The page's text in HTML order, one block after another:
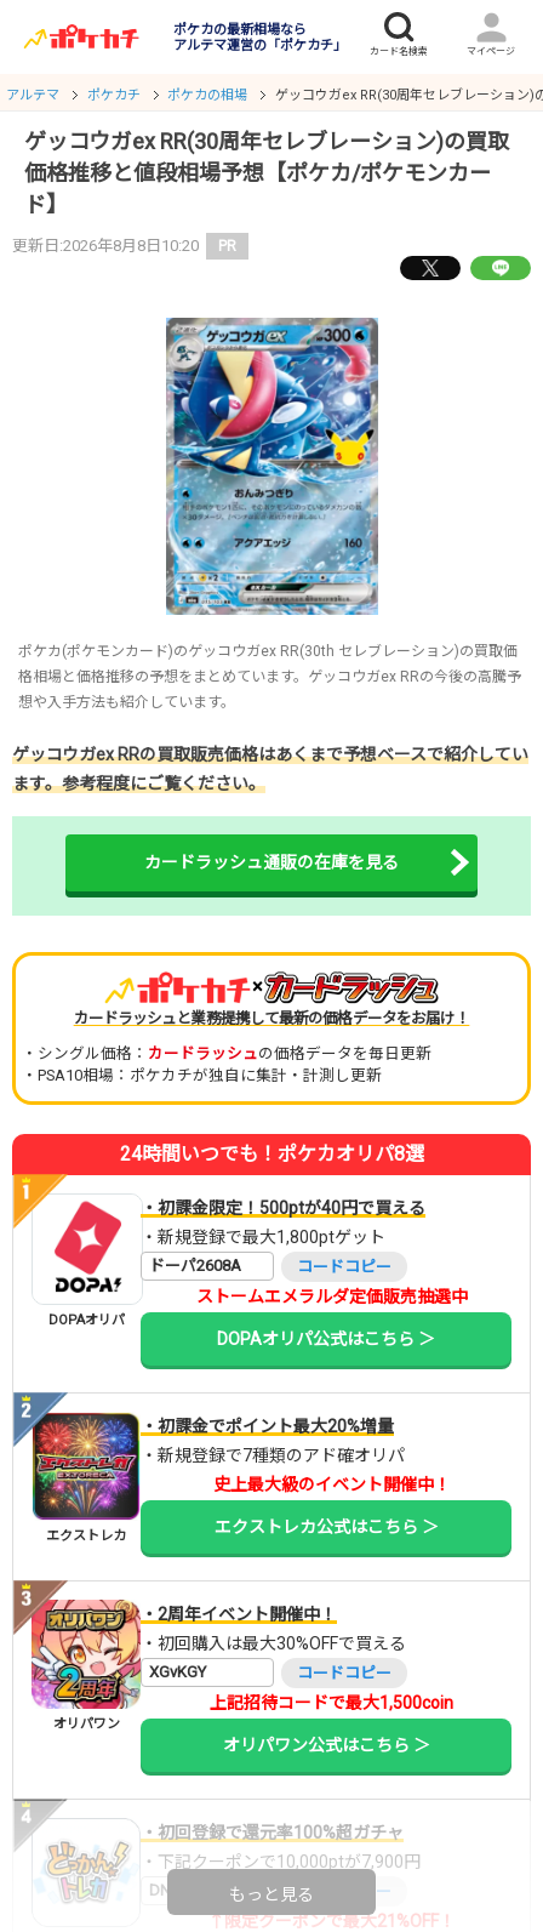
ポケカの最新相場なら
アルテマ運営の「ポケカチ」
アルテマ ポケカチ ポケカの相場 ゲッコウガex RR(30周年セレブレーション
ゲッコウガex RR(30周年セレブレーション)の買取
価格推移と値段相場予想【ポケカ/ポケモンカー
ド】
更新日:2026年8月8日10:20 PR
ポケカ(ポケモンカード)のゲッコウガex RR(30th セレブレーション)の買取価
格相場と価格推移の予想をまとめています。ゲッコウガex RRの今後の高騰予
想や入手方法も紹介しています。
ゲッコウガex RRの買取販売価格はあくまで予想ベースで紹介してい
ます。参考程度にご覧ください。
カードラッシュ通販の在庫を見る
×
カードラッシュと業務提携して最新の価格データをお届け！
・シングル価格： カードラッシュの価格データを毎日更新
・PSA10相場：ポケカチが独自に集計・計測し更新
24時間いつでも！ポケカオリパ8選
DOPAオリパ
・初課金限定！500ptが40円で買える
・新規登録で最大1,800ptゲット
ドーパ2608A コードコピー
ストームエメラルダ定価販売抽選中
DOPAオリパ公式はこちら ＞
エクストレカ
・初課金でポイント最大20%増量
・新規登録で7種類のアド確オリパ
史上最大級のイベント開催中！
エクストレカ公式はこちら ＞
オリパワン
・2周年イベント開催中！
・初回購入は最大30%OFFで買える
XGvKGY コードコピー
上記招待コードで最大1,500coin
オリパワン公式はこちら ＞
・初回登録で還元率100%超ガチャ
・下記クーポンで10,000ptが7,900円
DNGBIF4X コードコピー
↑限定クーポンで最大21%OFF！
もっと見る